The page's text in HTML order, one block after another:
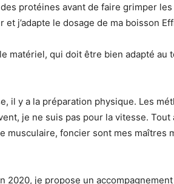
protéines avant de faire grimper
et j’adapte le dosage de ma boisson
matériel, qui doit être bien adapté au
il y a la préparation physique. Les
je ne suis pas pour la vitesse. Tout
musculaire, foncier sont mes maîtres
2020, je propose un